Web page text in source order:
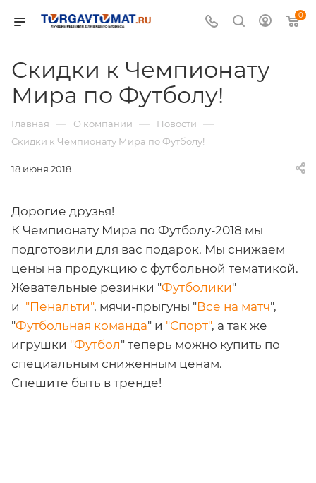
0
Скидки к Чемпионату
Мира по Футболу!
Главная — О компании — Новости —
Скидки к Чемпионату Мира по Футболу!
18 июня 2018
Дорогие друзья!
К Чемпионату Мира по Футболу-2018 мы
подготовили для вас подарок. Мы снижаем
цены на продукцию с футбольной тематикой.
Жевательные резинки "Футболики"
и "Пенальти", мячи-прыгуны "Все на матч",
"Футбольная команда" и "Спорт", а так же
игрушки "Футбол" теперь можно купить по
специальным сниженным ценам.
Спешите быть в тренде!